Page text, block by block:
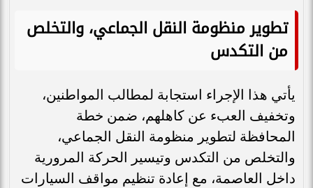
تطوير منظومة النقل الجماعي، والتخلص
من التكدس
​يأتي هذا الإجراء استجابة لمطالب المواطنين،
وتخفيف العبء عن كاهلهم، ضمن خطة
المحافظة لتطوير منظومة النقل الجماعي،
والتخلص من التكدس وتيسير الحركة المرورية
داخل العاصمة، مع إعادة تنظيم مواقف السيارات